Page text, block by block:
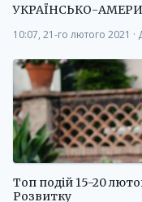
УКРАЇНСЬКО-
10:07, 21-го лютого 2021 ·
Топ подій 15-20
Розвитку